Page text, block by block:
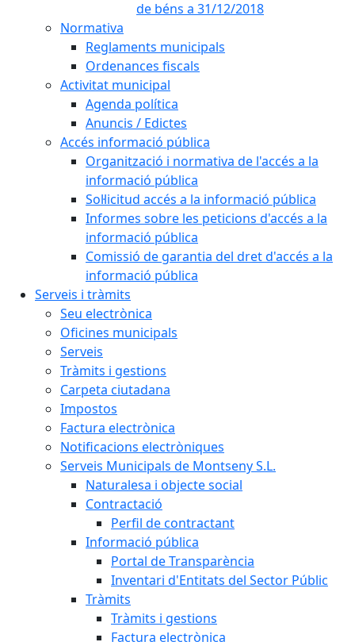
de béns a 31/12/2018
Normativa
Reglaments municipals
Ordenances fiscals
Activitat municipal
Agenda política
Anuncis / Edictes
Accés informació pública
Organització i normativa de l'accés a la
informació pública
Sol·licitud accés a la informació pública
Informes sobre les peticions d'accés a la
informació pública
Comissió de garantia del dret d'accés a la
informació pública
Serveis i tràmits
Seu electrònica
Oficines municipals
Serveis
Tràmits i gestions
Carpeta ciutadana
Impostos
Factura electrònica
Notificacions electròniques
Serveis Municipals de Montseny S.L.
Naturalesa i objecte social
Contractació
Perfil de contractant
Informació pública
Portal de Transparència
Inventari d'Entitats del Sector Públic
Tràmits
Tràmits i gestions
Factura electrònica